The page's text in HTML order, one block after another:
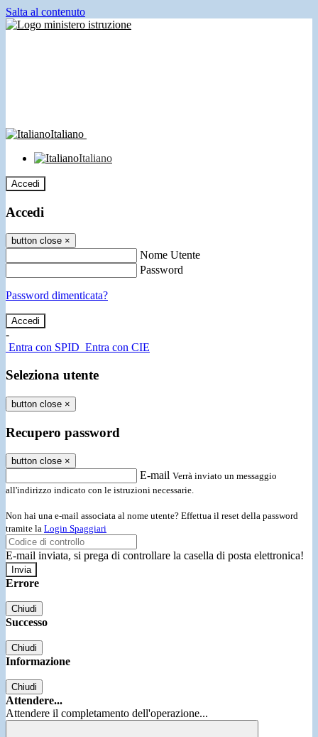
Salta al contenuto
Italiano
Italiano
Accedi
Accedi
button close ×
Nome Utente
Password
Password dimenticata?
-
Entra con SPID Entra con CIE
Seleziona utente
button close ×
Recupero password
button close ×
E-mail Verrà inviato un messaggio
all'indirizzo indicato con le istruzioni necessarie.
Non hai una e-mail associata al nome utente? Effettua il reset della password
tramite la Login Spaggiari
E-mail inviata, si prega di controllare la casella di posta elettronica!
Errore
Chiudi
Successo
Chiudi
Informazione
Chiudi
Attendere...
Attendere il completamento dell'operazione...